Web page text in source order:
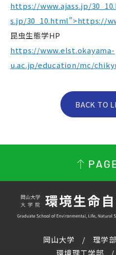
https://www.ajass.jp/
s.jp/30_10.html”>https://
昆虫生態学HP
https://www.elst.okayama-
u.ac.jp/education/mc/
BACK TO
岡山大学 理学部
環境理工学部